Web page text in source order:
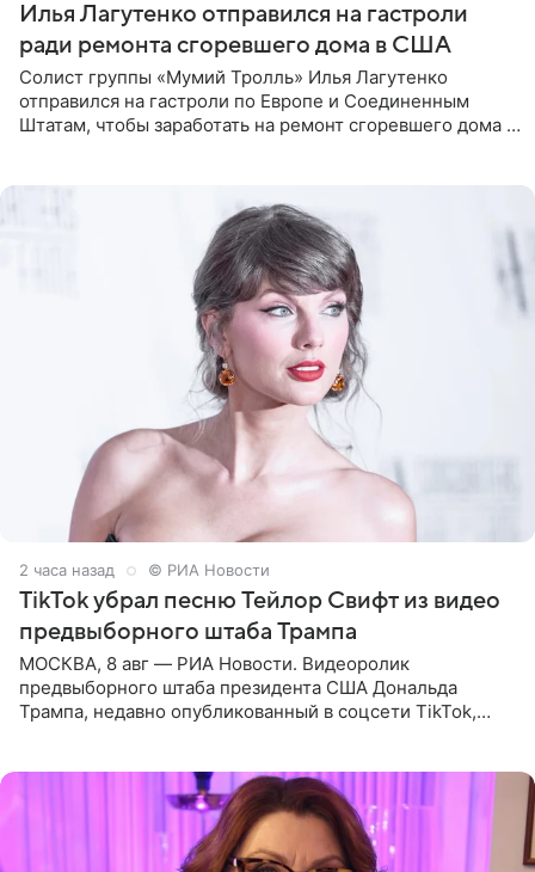
Илья Лагутенко отправился на гастроли
ради ремонта сгоревшего дома в США
Солист группы «Мумий Тролль» Илья Лагутенко
отправился на гастроли по Европе и Соединенным
Штатам, чтобы заработать на ремонт сгоревшего дома в
2 часа назад © РИА Новости
TikTok убрал песню Тейлор Свифт из видео
предвыборного штаба Трампа
МОСКВА, 8 авг — РИА Новости. Видеоролик
предвыборного штаба президента США Дональда
Трампа, недавно опубликованный в соцсети TikTok,